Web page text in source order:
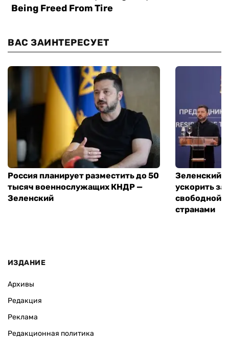
ВАС ЗАИНТЕРЕСУЕТ
Россия планирует разместить до 50
тысяч военнослужащих КНДР —
Зеленский
Зеленский
ускорить
свободной
странами
ИЗДАНИЕ
Архивы
Редакция
Реклама
Редакционная политика